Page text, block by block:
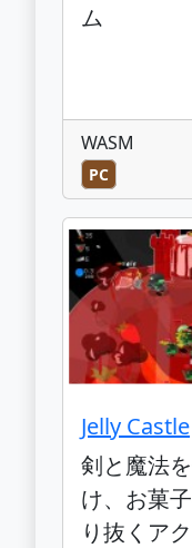
ム
WASM
PC
Jelly Castle
剣と魔法
け、お菓
り抜くア